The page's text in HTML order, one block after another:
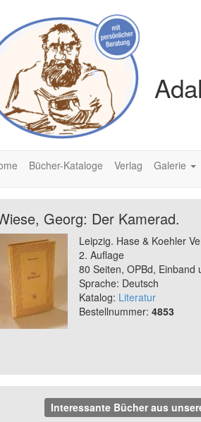
Bücher-Kataloge Verlag Galerie
Georg: Der Kamerad.
Leipzig. Hase & Koehler
2. Auflage
80 Seiten, OPBd, Einband
Sprache: Deutsch
Katalog: Literatur
Bestellnummer: 4853
Interessante Bücher aus